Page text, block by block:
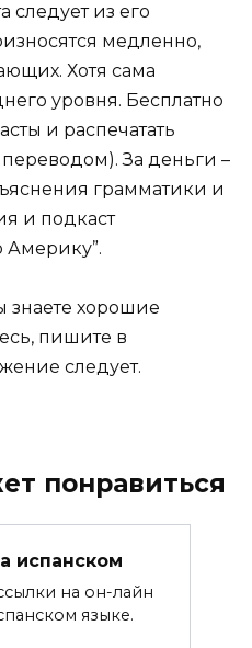
следует из его
медленно,
Хотя сама
уровня. Бесплатно
и распечатать
За деньги –
грамматики и
и подкаст
Америку”.
знаете хорошие
пишите в
следует.
понравиться
испанском
на он-лайн
языке.